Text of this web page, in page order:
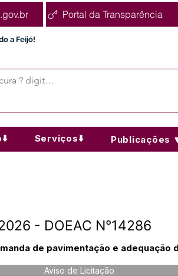
Portal da Transparência
a Feijó!
Serviços⬇️ Publicações
- DOEAC N°14286
de pavimentação e adequação
Aviso de Licitação